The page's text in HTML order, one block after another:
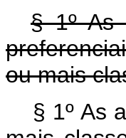
§ 1º As
ou mais
§ 1º As